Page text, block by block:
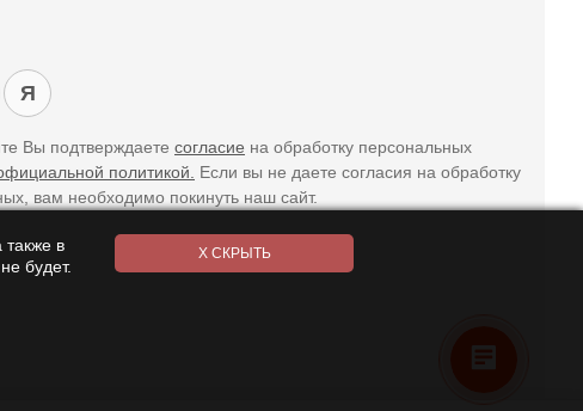
Я
Вы подтверждаете согласие на обработку персональных
политикой.
Если вы не даете согласия на обработку
вам необходимо покинуть наш сайт.
также в
будет.